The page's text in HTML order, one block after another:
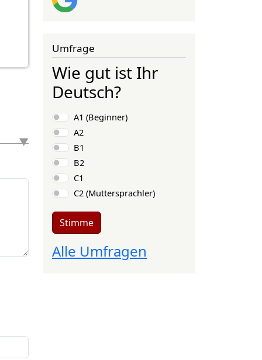
Umfrage
Wie gut ist Ihr
Deutsch?
Auswahlmöglichkeiten
A1 (Beginner)
A2
B1
B2
C1
C2 (Muttersprachler)
Stimme
Alle Umfragen